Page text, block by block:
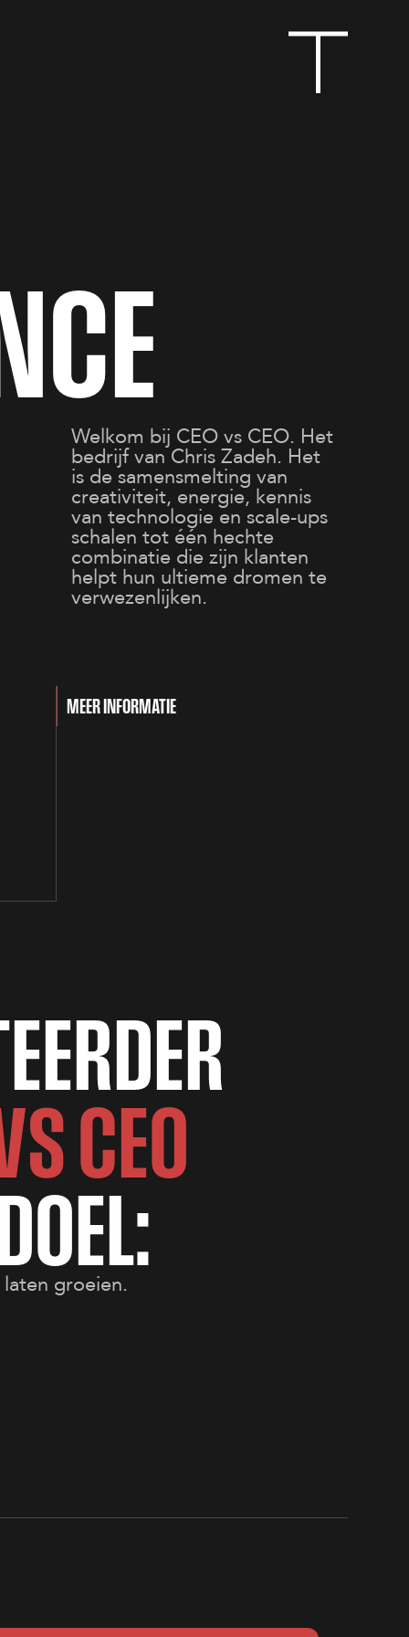
CE
Welkom bij CEO vs CEO. Het
bedrijf van Chris Zadeh. Het
is de samensmelting van
creativiteit, energie, kennis
van technologie en scale-ups
schalen tot één hechte
combinatie die zijn klanten
helpt hun ultieme dromen te
verwezenlijken.
MEER INFORMATIE
EERDER
SCEO
OEL:
groeien.